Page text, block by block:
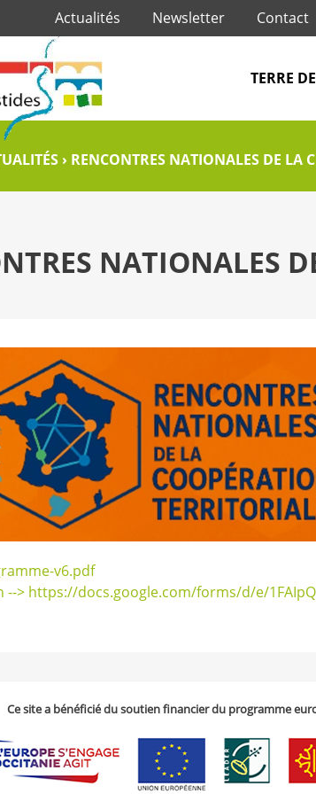
Actualités Newsletter Contact
TERRE
› RENCONTRES NATIONALES DE LA
NATIONALES
v6.pdf
> https://docs.google.com/forms/d/e/
Ce site a bénéficié du soutien financier du programme